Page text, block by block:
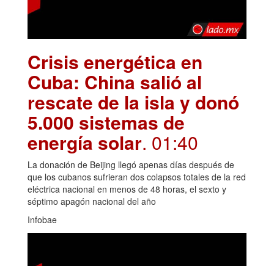
Crisis energética en
Cuba: China salió al
rescate de la isla y donó
5.000 sistemas de
energía solar. 01:40
La donación de Beijing llegó apenas días después de
que los cubanos sufrieran dos colapsos totales de la red
eléctrica nacional en menos de 48 horas, el sexto y
séptimo apagón nacional del año
Infobae